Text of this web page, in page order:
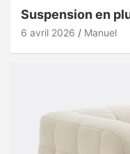
Suspension en
6 avril 2026 Manuel